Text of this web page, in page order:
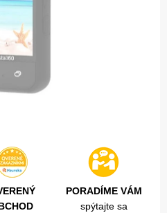
PORADÍME VÁM
spýtajte sa